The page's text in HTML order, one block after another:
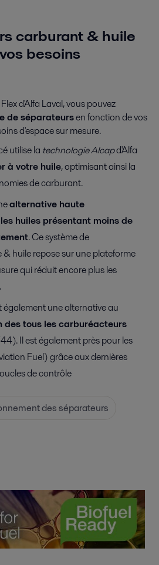
carburant & huile
besoins
d'Alfa Laval, vous pouvez
de séparateursen fonction de vos
d'espace sur mesure.
utilise la technologie Alcapd'Alfa
à votre huile, optimisant ainsi la
de carburant.
alternative haute
huiles présentant moins de
. Ce système de
huile repose sur une plateforme
qui réduit encore plus les
également une alternative au
des tous les carburéacteurs
Il est également près pour les
Fuel) grâce aux dernières
de contrôle
des séparateurs